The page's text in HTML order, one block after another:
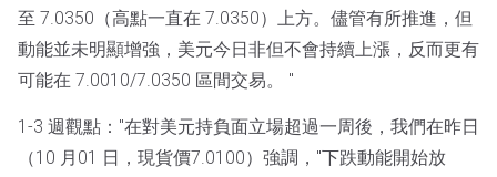
至 7.0350（高點一直在 7.0350）上方。儘管有所推進，但
動能並未明顯增強，美元今日非但不會持續上漲，反而更有
可能在 7.0010/7.0350 區間交易。 "
1-3 週觀點："在對美元持負面立場超過一周後，我們在昨日
（10 月01 日，現貨價7.0100）強調，"下跌動能開始放